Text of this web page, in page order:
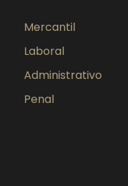
Mercantil
Laboral
Administrativo
Penal